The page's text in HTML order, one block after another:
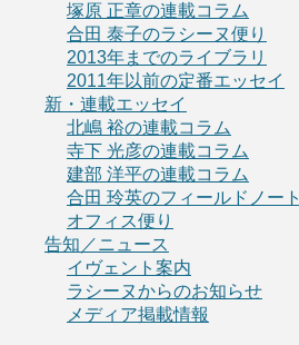
塚原 正章の連載コラム
合田 泰子のラシーヌ便り
2013年までのライブラリ
2011年以前の定番エッセイ
新・連載エッセイ
北嶋 裕の連載コラム
寺下 光彦の連載コラム
建部 洋平の連載コラム
合田 玲英のフィールドノート
オフィス便り
告知／ニュース
イヴェント案内
ラシーヌからのお知らせ
メディア掲載情報